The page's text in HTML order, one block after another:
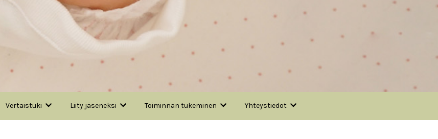
Vertaistuki Liity jäseneksi Toiminnan tukeminen Yhteystiedot